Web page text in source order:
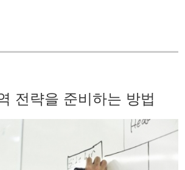
전략을 준비하는 방법